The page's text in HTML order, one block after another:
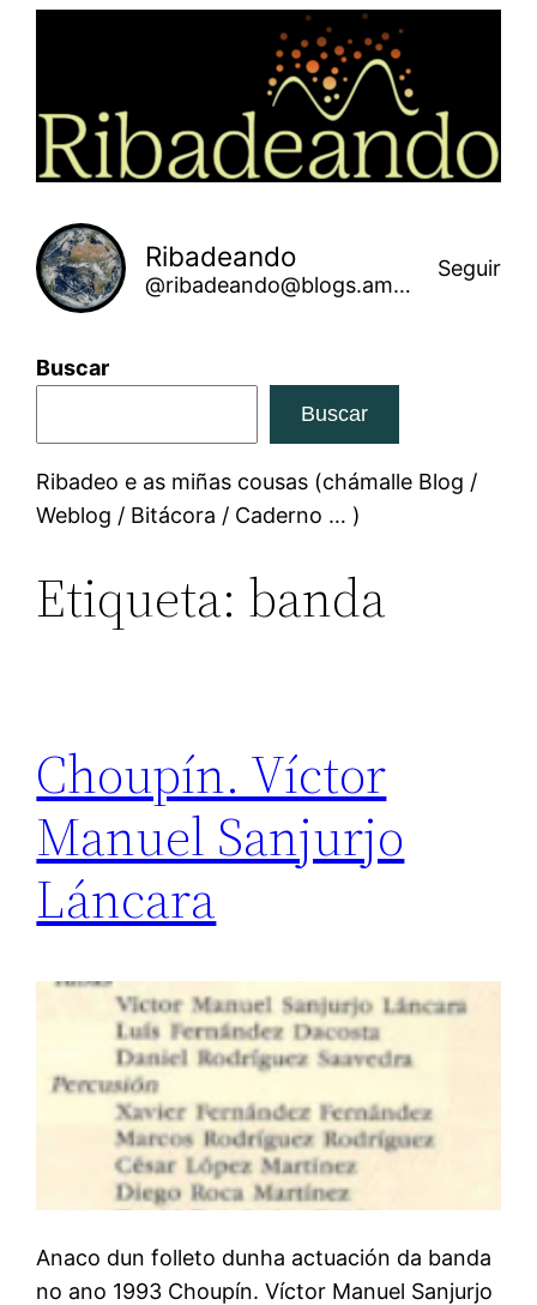
Ribadeando
@ribadeando@blogs.amarinha.gal
Seguir
Buscar
Buscar
Ribadeo e as miñas cousas (chámalle Blog /
Weblog / Bitácora / Caderno … )
Etiqueta: banda
Choupín. Víctor
Manuel Sanjurjo
Láncara
Anaco dun folleto dunha actuación da banda
no ano 1993 Choupín. Víctor Manuel Sanjurjo